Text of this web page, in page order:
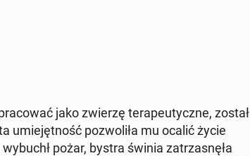
jako zwierzę te­ra­peu­tycz­ne, został
umie­jęt­ność po­zwo­li­ła mu ocalić życie
pożar, bystra świnia za­trza­snę­ła